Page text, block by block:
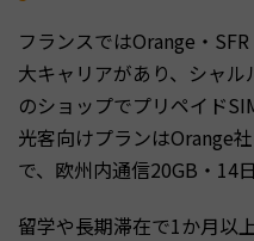
フランスではOrange・
大キャリアがあり、シャ
のショップでプリペイド
光客向けプランはOrange
で、欧州内通信20GB・14
留学や長期滞在で1か月以